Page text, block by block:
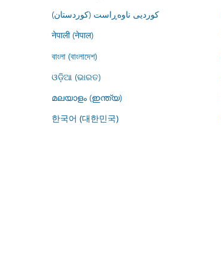
کوردیی ناوەڕاست (کوردستان)
नेपाली (नेपाल)
বাংলা (বাংলাদেশ)
ଓଡ଼ିଆ (ଭାରତ)
മലയാളം (ഇന്ത്യ)
한국어 (대한민국)